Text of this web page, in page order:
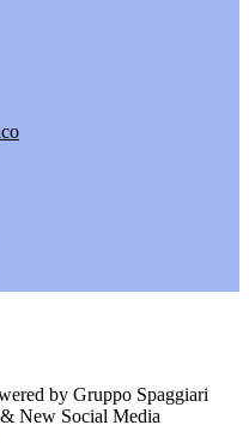
by Gruppo Spaggiari
New Social Media